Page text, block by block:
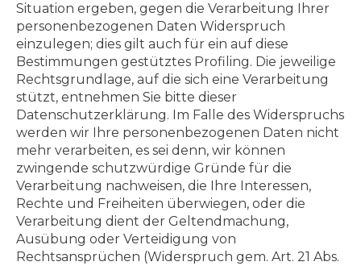
Situation ergeben, gegen die Verarbeitung Ihrer
personenbezogenen Daten Widerspruch
einzulegen; dies gilt auch für ein auf diese
Bestimmungen gestütztes Profiling. Die jeweilige
Rechtsgrundlage, auf die sich eine Verarbeitung
stützt, entnehmen Sie bitte dieser
Datenschutzerklärung. Im Falle des Widerspruchs
werden wir Ihre personenbezogenen Daten nicht
mehr verarbeiten, es sei denn, wir können
zwingende schutzwürdige Gründe für die
Verarbeitung nachweisen, die Ihre Interessen,
Rechte und Freiheiten überwiegen, oder die
Verarbeitung dient der Geltendmachung,
Ausübung oder Verteidigung von
Rechtsansprüchen (Widerspruch gem. Art. 21 Abs.